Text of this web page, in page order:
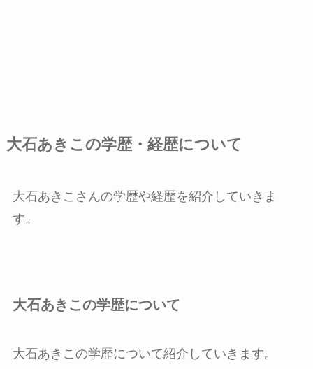
大石あきこの学歴・経歴について
大石あきこさんの学歴や経歴を紹介していきま
す。
大石あきこの学歴について
大石あきこの学歴について紹介していきます。